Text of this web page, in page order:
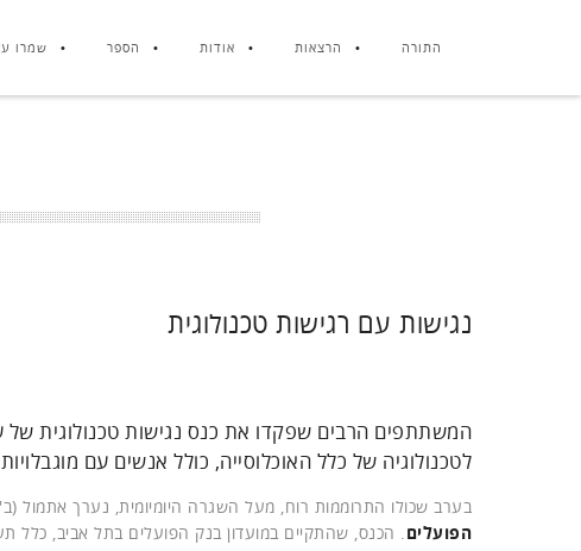
התורה הרצאות אודות הספר שמרו
נגישות עם רגישות טכנולוגית
המשתתפים הרבים שפקדו את כנס נגישות טכנולוגית
לטכנולוגיה של כלל האוכלוסייה, כולל אנשים עם
בערב שכולו התרוממות רוח, מעל השגרה היומיומית, נערך אתמול
הפועלים. הכנס, שהתקיים במועדון בנק הפועלים בתל אביב, כלל